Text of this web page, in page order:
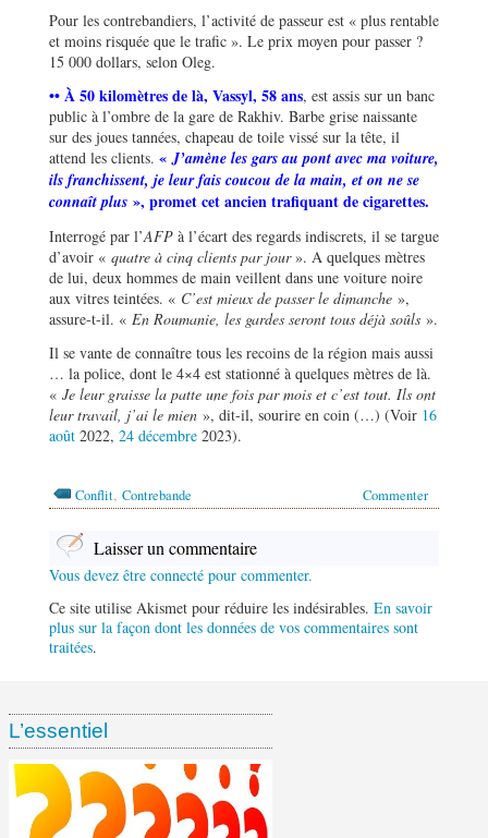
Pour les contrebandiers, l’activité de passeur est « plus rentable
et moins risquée que le trafic ». Le prix moyen pour passer ?
15 000 dollars, selon Oleg.
•• À 50 kilomètres de là, Vassyl, 58 ans, est assis sur un banc
public à l’ombre de la gare de Rakhiv. Barbe grise naissante
sur des joues tannées, chapeau de toile vissé sur la tête, il
attend les clients. «J’amène les gars au pont avec ma voiture,
ils franchissent, je leur fais coucou de la main, et on ne se
connaît plus », promet cet ancien trafiquant de cigarettes.
Interrogé par l’AFP à l’écart des regards indiscrets, il se targue
d’avoir « quatre à cinq clients par jour». A quelques mètres
de lui, deux hommes de main veillent dans une voiture noire
aux vitres teintées. « C’est mieux de passer le dimanche »,
assure-t-il. « En Roumanie, les gardes seront tous déjà soûls ».
Il se vante de connaître tous les recoins de la région mais aussi
… la police, dont le 4×4 est stationné à quelques mètres de là.
« Je leur graisse la patte une fois par mois et c’est tout. Ils ont
leur travail, j’ai le mien », dit-il, sourire en coin (…) (Voir 16
août 2022, 24 décembre 2023).
Commenter
Conflit, Contrebande
Laisser un commentaire
Vous devez être connecté pour commenter.
Ce site utilise Akismet pour réduire les indésirables. En savoir
plus sur la façon dont les données de vos commentaires sont
traitées.
L’essentiel